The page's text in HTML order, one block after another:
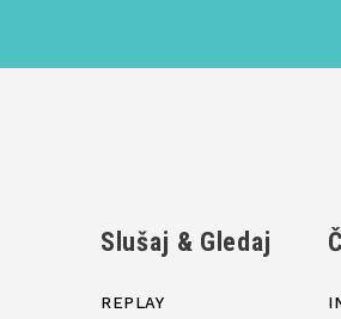
Slušaj & Gledaj
REPLAY